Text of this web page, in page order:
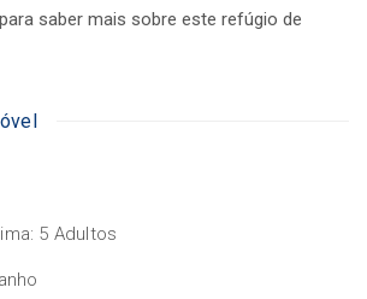
saber mais sobre este refúgio de
5 Adultos